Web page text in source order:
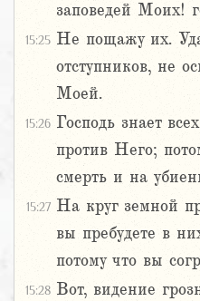
заповедей Моих!
15:25 Не пощажу их.
отступников, не
Моей.
15:26 Господь знает
против Него;
смерть и на
15:27 На круг земной
вы пребудете в
потому что вы
15:28 Вот, видение